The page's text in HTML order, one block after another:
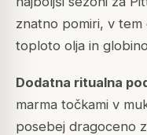
znatno pomiri, v
toploto olja in
Dodatna ritualna
marma točkami v
posebej dragoceno